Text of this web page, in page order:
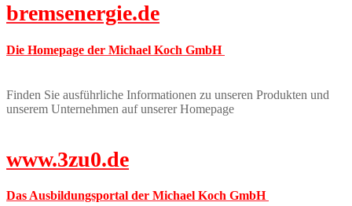
bremsenergie.de
Die Homepage der Michael Koch GmbH
Finden Sie ausführliche Informationen zu unseren Produkten und
unserem Unternehmen auf unserer Homepage
www.3zu0.de
Das Ausbildungsportal der Michael Koch GmbH